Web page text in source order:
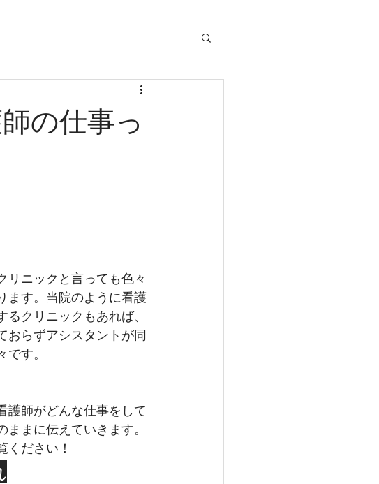
の仕事っ
リニックと言っても色々
ます。当院のように看護
るクリニックもあれば、
おらずアシスタントが同
です。
護師がどんな仕事をして
ままに伝えていきます。
ください！